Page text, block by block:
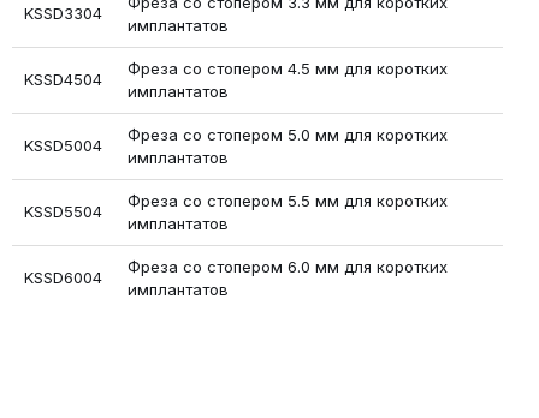
KSSD3304
имплантатов
KSSD4504
Фреза со стопером 4.5 мм для коротких
имплантатов
KSSD5004
Фреза со стопером 5.0 мм для коротких
имплантатов
KSSD5504
Фреза со стопером 5.5 мм для коротких
имплантатов
KSSD6004
Фреза со стопером 6.0 мм для коротких
имплантатов